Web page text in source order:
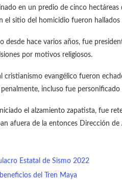
en un predio de cinco
el sitio del homicidio fueron
desde hace varios años, fue
por motivos religiosos.
cristianismo evangélico fueron
incluso fue personificado
el alzamiento zapatista, fue
afuera de la entonces Dirección de
Estatal de Sismo 2022
del Tren Maya